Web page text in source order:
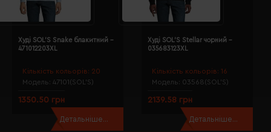
Кількість кольорів: 20
Модель: 47101(SOL’S)
Худі SOL'S Snake блакитний -
471012203XL
1350.50 грн
Детальніше...
Кількість кольорів: 16
Модель: 03568(SOL’S)
Худі SOL'S Stellar чорний -
035683123XL
2139.58 грн
Детальніше...